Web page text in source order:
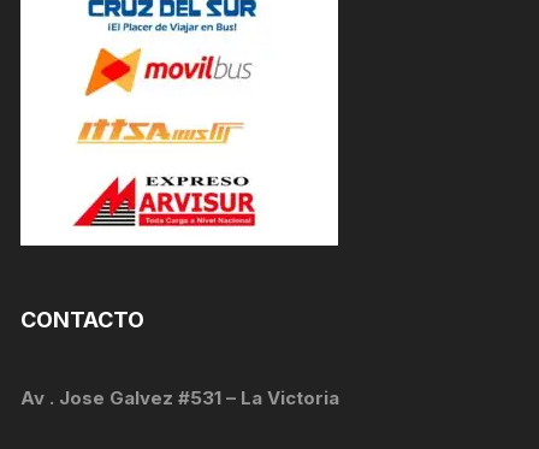
CONTACTO
Av . Jose Galvez #531 – La Victoria